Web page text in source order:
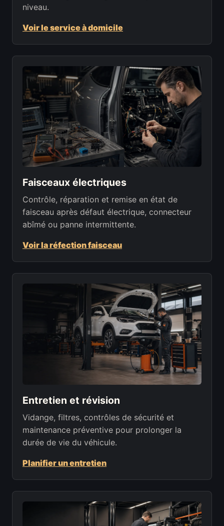
niveau.
Voir le service à domicile
Faisceaux électriques
Contrôle, réparation et remise en état de
faisceau après défaut électrique, connecteur
abîmé ou panne intermittente.
Voir la réfection faisceau
Entretien et révision
Vidange, filtres, contrôles de sécurité et
maintenance préventive pour prolonger la
durée de vie du véhicule.
Planifier un entretien